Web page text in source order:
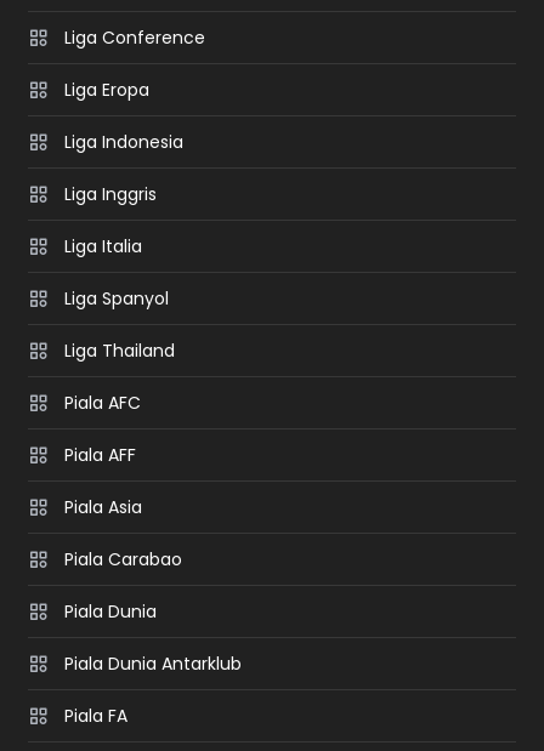
Liga Conference
Liga Eropa
Liga Indonesia
Liga Inggris
Liga Italia
Liga Spanyol
Liga Thailand
Piala AFC
Piala AFF
Piala Asia
Piala Carabao
Piala Dunia
Piala Dunia Antarklub
Piala FA